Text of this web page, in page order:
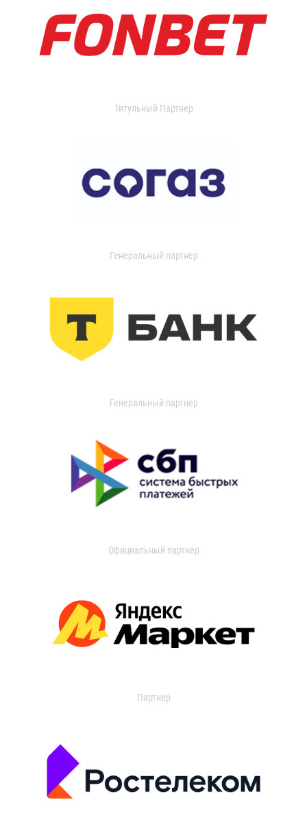
Титульный Партнер
Генеральный партнер
Генеральный партнер
Официальный партнер
Партнер